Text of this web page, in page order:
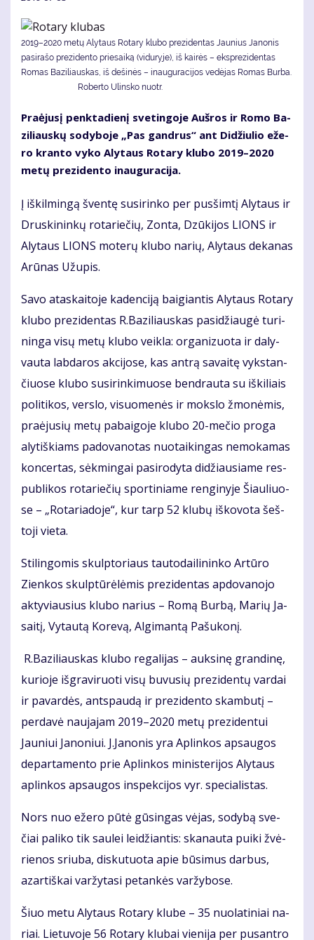
2019–2020 metų Alytaus Rotary klubo prezidentas Jaunius Janonis
pasirašo prezidento priesaiką (viduryje), iš kairės – eksprezidentas
Romas Baziliauskas, iš dešinės – inauguracijos vedėjas Romas Burba.
Roberto Ulinsko nuotr.
Pra­ėju­sį penk­ta­die­nį sve­tin­go­je Auš­ros ir Ro­mo Ba­
zi­liaus­kų so­dy­bo­je „Pas gan­drus“ ant Di­džiu­lio eže­
ro kran­to vy­ko Aly­taus Ro­ta­ry klu­bo 2019–2020
me­tų pre­zi­den­to inau­gu­ra­ci­ja.
Į iš­kil­min­gą šven­tę su­si­rin­ko per pus­šim­tį Aly­taus ir
Drus­ki­nin­kų ro­ta­rie­čių, Zon­ta, Dzū­ki­jos LIONS ir
Aly­taus LIONS mo­te­rų klu­bo na­rių, Aly­taus de­ka­nas
Arū­nas Už­upis.
Sa­vo ata­skai­to­je ka­den­ci­ją bai­gian­tis Aly­taus Ro­ta­ry
klu­bo pre­zi­den­tas R.Ba­zi­liaus­kas pa­si­džiau­gė tu­ri­
nin­ga vi­sų me­tų klu­bo veik­la: or­ga­ni­zuo­ta ir da­ly­
vau­ta lab­da­ros ak­ci­jo­se, kas an­trą sa­vai­tę vyks­tan­
čiuo­se klu­bo su­si­rin­ki­muo­se ben­drau­ta su iš­ki­liais
po­li­ti­kos, ver­slo, vi­suo­me­nės ir moks­lo žmo­nė­mis,
pra­ėju­sių me­tų pa­bai­go­je klu­bo 20-me­čio pro­ga
aly­tiš­kiams pa­do­va­no­tas nuo­tai­kin­gas ne­mo­ka­mas
kon­cer­tas, sėk­min­gai pa­si­ro­dy­ta di­džiau­sia­me res­
pub­li­kos ro­ta­rie­čių spor­ti­nia­me ren­gi­ny­je Šiau­liuo­
se – „Ro­ta­ria­do­je“, kur tarp 52 klu­bų iš­ko­vo­ta šeš­
to­ji vie­ta.
Sti­lin­go­mis skulp­to­riaus tau­to­dai­li­nin­ko Ar­tū­ro
Zien­kos skulp­tū­rė­lė­mis pre­zi­den­tas ap­do­va­no­jo
ak­ty­viau­sius klu­bo na­rius – Ro­mą Bur­bą, Ma­rių Ja­
sai­tį, Vy­tau­tą Ko­re­vą, Al­gi­man­tą Pa­šu­ko­nį.
R.Ba­zi­liaus­kas klu­bo re­ga­li­jas – auk­si­nę gran­di­nę,
ku­rio­je iš­gra­vi­ruo­ti vi­sų bu­vu­sių pre­zi­den­tų var­dai
ir pa­var­dės, ant­spau­dą ir pre­zi­den­to skam­bu­tį –
per­da­vė nau­ja­jam 2019–2020 me­tų pre­zi­den­tui
Jauniui Ja­no­niui. J.Ja­no­nis yra Ap­lin­kos ap­sau­gos
de­par­ta­men­to prie Ap­lin­kos mi­nis­te­ri­jos Aly­taus
ap­lin­kos ap­sau­gos ins­pek­ci­jos vyr. spe­cia­lis­tas.
Nors nuo eže­ro pū­tė gū­sin­gas vė­jas, so­dy­bą sve­
čiai pa­li­ko tik sau­lei lei­džian­tis: ska­nau­ta pui­ki žvė­
rie­nos sriu­ba, dis­ku­tuo­ta apie bū­si­mus dar­bus,
azar­tiš­kai var­žy­ta­si pe­tan­kės var­žy­bo­se.
Šiuo me­tu Aly­taus Ro­ta­ry klu­be – 35 nuo­la­ti­niai na­
riai. Lie­tu­vo­je 56 Ro­ta­ry klu­bai vie­ni­ja per pus­an­tro